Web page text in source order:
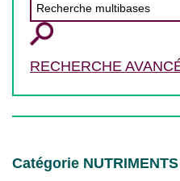
RECHERCHE
Catégorie